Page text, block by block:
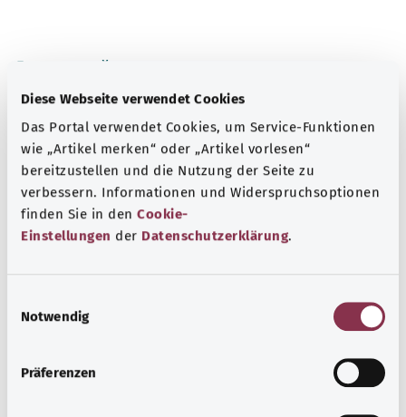
Diese Webseite verwendet Cookies
Das Portal verwendet Cookies, um Service-Funktionen
wie „Artikel merken“ oder „Artikel vorlesen“
bereitzustellen und die Nutzung der Seite zu
verbessern. Informationen und Widerspruchsoptionen
finden Sie in den Cookie-
Einstellungen der Datenschutzerklärung.
Notwendig
Präferenzen
Для хорошей осведомленности
Другие статьи
Сифилис